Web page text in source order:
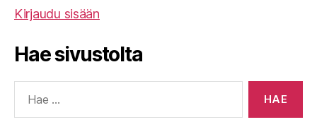
Kirjaudu sisään
Hae sivustolta